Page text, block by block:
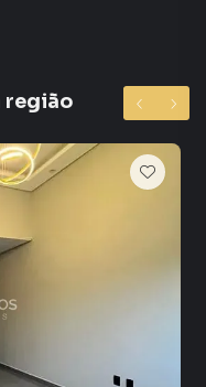
comerciais, sobrados,
ou locação, além de
lançamentos na
regiões de
de ofertas para
com seu estilo de
online, com
Imobiliários
região